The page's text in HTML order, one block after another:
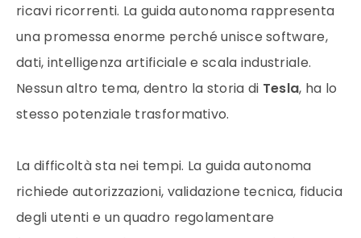
ricavi ricorrenti. La guida autonoma rappresenta
una promessa enorme perché unisce software,
dati, intelligenza artificiale e scala industriale.
Nessun altro tema, dentro la storia di Tesla, ha lo
stesso potenziale trasformativo.
La difficoltà sta nei tempi. La guida autonoma
richiede autorizzazioni, validazione tecnica, fiducia
degli utenti e un quadro regolamentare